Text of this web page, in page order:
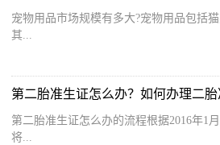
宠物用品市场规模有多大?宠物用品包括
其...
第二胎准生证怎么办？如何办理二胎
第二胎准生证怎么办的流程根据2016年1
将...